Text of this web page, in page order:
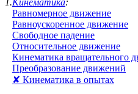
Равномерное движение
Равноускоренное движение
Свободное падение
Относительное движение
Кинематика вращательного
Преобразование движений
✘ Кинематика в опытах